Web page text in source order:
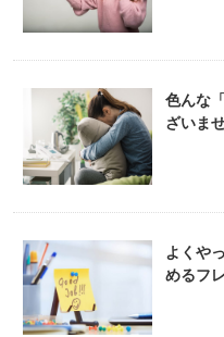
色んな
ざいま
よくや
めるフ